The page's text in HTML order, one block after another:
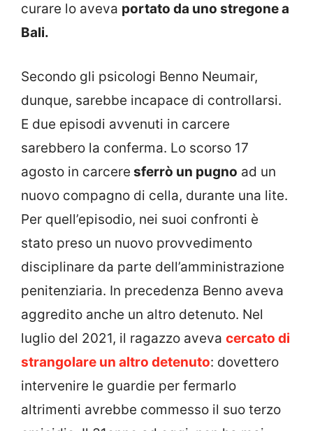
curare lo aveva portato da uno stregone a
Bali.
Secondo gli psicologi Benno Neumair,
dunque, sarebbe incapace di controllarsi.
E due episodi avvenuti in carcere
sarebbero la conferma. Lo scorso 17
agosto in carcere sferrò un pugno ad un
nuovo compagno di cella, durante una lite.
Per quell’episodio, nei suoi confronti è
stato preso un nuovo provvedimento
disciplinare da parte dell’amministrazione
penitenziaria. In precedenza Benno aveva
aggredito anche un altro detenuto. Nel
luglio del 2021, il ragazzo aveva cercato di
strangolare un altro detenuto: dovettero
intervenire le guardie per fermarlo
altrimenti avrebbe commesso il suo terzo